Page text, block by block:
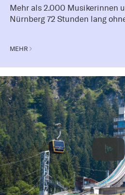
Mehr als 2.000 Musikerinnen
Nürnberg 72 Stunden lang
MEHR